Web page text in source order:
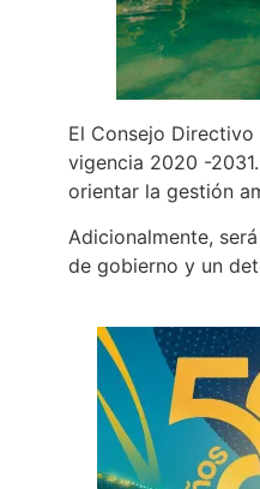
El Consejo Directivo
vigencia 2020 -
orientar la gestión
Adicionalmente,
de gobierno y un